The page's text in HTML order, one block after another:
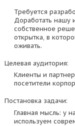
Требуется
Доработать нашу
собственное
открытка, в
оживать.
Целевая аудитория:
Клиенты и
посетители
Постановка задачи:
Главная мысль: у
используем